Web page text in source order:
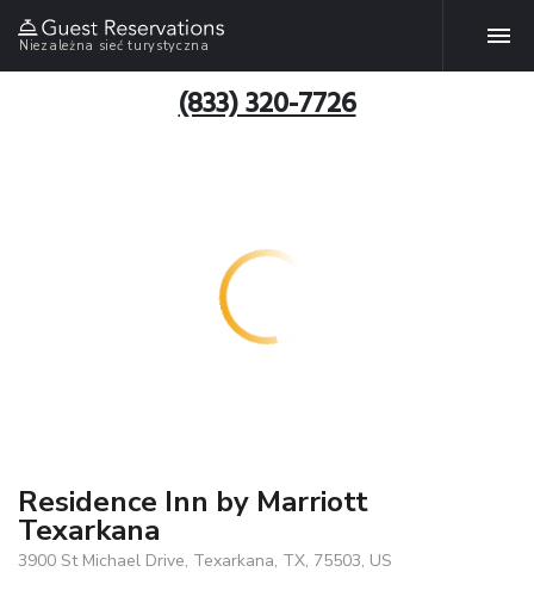
Niezależna sieć turystyczna
(833) 320-7726
Residence Inn by Marriott
Texarkana
3900 St Michael Drive, Texarkana, TX, 75503, US